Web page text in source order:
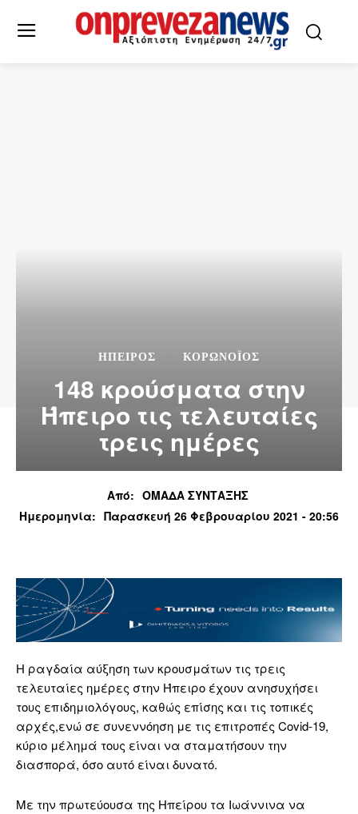
ΉΠΕΙΡΟΣ ΚΟΡΩΝΟΪΌΣ
148 κρούσματα στην
Ήπειρο τις τελευταίες
τρεις ημέρες
Από: ΟΜΑΔΑ ΣΥΝΤΑΞΗΣ
Ημερομηνία: Παρασκευή 26 Φεβρουαρίου 2021 - 20:56
Η ραγδαία αύξηση των κρουσμάτων τις τρεις
τελευταίες ημέρες στην Ήπειρο έχουν ανησυχήσει
τους επιδημιολόγους, καθώς επίσης και τις τοπικές
αρχές,ενώ σε συνεννόηση με τις επιτροπές Covid-19,
κύριο μέλημά τους είναι να σταματήσουν την
διασπορά, όσο αυτό είναι δυνατό.
Με την πρωτεύουσα της Ηπείρου τα Ιωάννινα να